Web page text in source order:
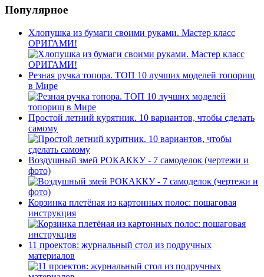
Популярное
Хлопушка из бумаги своими руками. Мастер класс
ОРИГАМИ!
Резная ручка топора. ТОП 10 лучших моделей топорищ
в Мире
Простой летний курятник. 10 вариантов, чтобы сделать
самому
Воздушный змей РОКАККУ - 7 самоделок (чертежи и
фото)
Корзинка плетёная из картонных полос: пошаговая
инструкция
11 проектов: журнальный стол из подручных
материалов